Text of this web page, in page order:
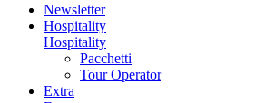
Newsletter
Hospitality
Hospitality
Pacchetti
Tour Operator
Extra